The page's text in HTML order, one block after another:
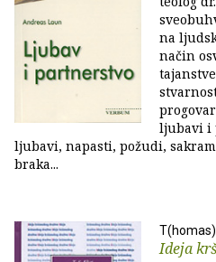
na
način
ljubavi i
ljubavi, napasti, požudi,
braka...
Ideja